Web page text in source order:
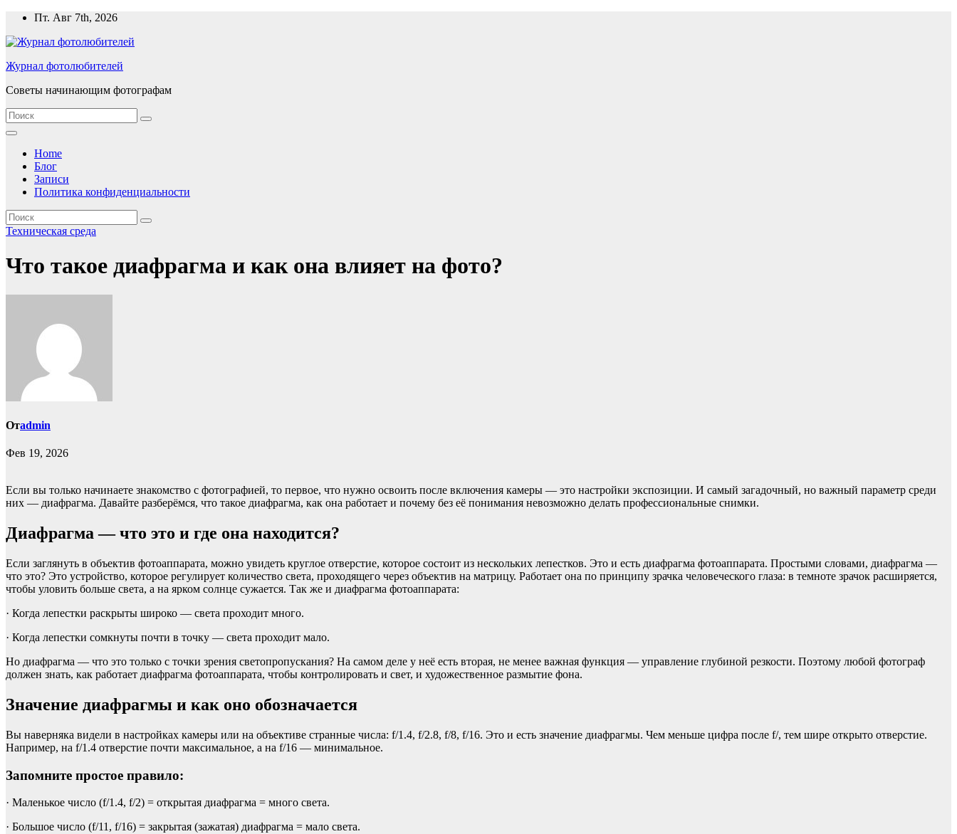
Перейти
содержимому
Пт. Авг 7th, 2026
Журнал фотолюбителей
Советы начинающим фотографам
Home
Блог
Записи
Политика конфиденциальности
Техническая среда
Что такое диафрагма и как она влияет на фото?
Отadmin
Фев 19, 2026
Если вы только начинаете знакомство с фотографией, то первое, что нужно освоить после включения камеры — это настройки экспозиции. И самый загадочный, но важный параметр среди
них — диафрагма. Давайте разберёмся, что такое диафрагма, как она работает и почему без её понимания невозможно делать профессиональные снимки.
Диафрагма — что это и где она находится?
Если заглянуть в объектив фотоаппарата, можно увидеть круглое отверстие, которое состоит из нескольких лепестков. Это и есть диафрагма фотоаппарата. Простыми словами, диафрагма —
что это? Это устройство, которое регулирует количество света, проходящего через объектив на матрицу. Работает она по принципу зрачка человеческого глаза: в темноте зрачок расширяется,
чтобы уловить больше света, а на ярком солнце сужается. Так же и диафрагма фотоаппарата:
· Когда лепестки раскрыты широко — света проходит много.
· Когда лепестки сомкнуты почти в точку — света проходит мало.
Но диафрагма — что это только с точки зрения светопропускания? На самом деле у неё есть вторая, не менее важная функция — управление глубиной резкости. Поэтому любой фотограф
должен знать, как работает диафрагма фотоаппарата, чтобы контролировать и свет, и художественное размытие фона.
Значение диафрагмы и как оно обозначается
Вы наверняка видели в настройках камеры или на объективе странные числа: f/1.4, f/2.8, f/8, f/16. Это и есть значение диафрагмы. Чем меньше цифра после f/, тем шире открыто отверстие.
Например, на f/1.4 отверстие почти максимальное, а на f/16 — минимальное.
Запомните простое правило:
· Маленькое число (f/1.4, f/2) = открытая диафрагма = много света.
· Большое число (f/11, f/16) = закрытая (зажатая) диафрагма = мало света.